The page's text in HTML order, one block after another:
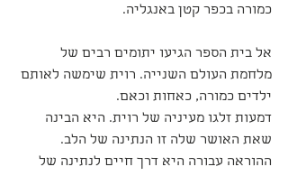
כמורה בכפר קטן באנגליה.
אל בית הספר הגיעו יתומים רבים של
מלחמת העולם השנייה. רוית שימשה לאותם
ילדים כמורה, כאחות וכאם.
דמעות זלגו מעיניה של רוית. היא הבינה
שאת האושר שלה זו הנתינה של הלב.
ההוראה עבורה היא דרך חיים לנתינה של